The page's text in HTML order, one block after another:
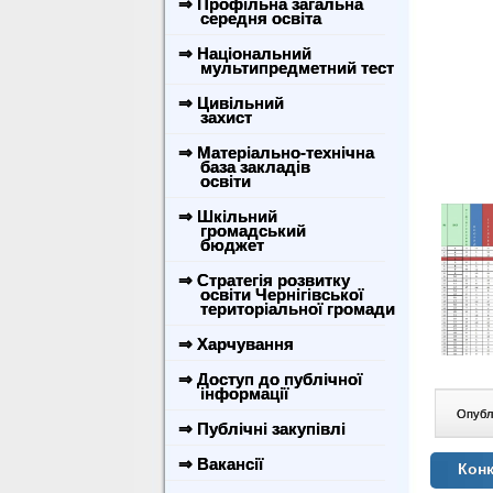
⇒ Профільна загальна
середня освіта
⇒ Національний
мультипредметний тест
⇒ Цивільний
захист
⇒ Матеріально-технічна
база закладів
освіти
⇒ Шкільний
громадський
бюджет
⇒ Стратегія розвитку
освіти Чернігівської
територіальної громади
⇒ Харчування
⇒ Доступ до публічної
інформації
⇒ Публічні закупівлі
⇒ Вакансії